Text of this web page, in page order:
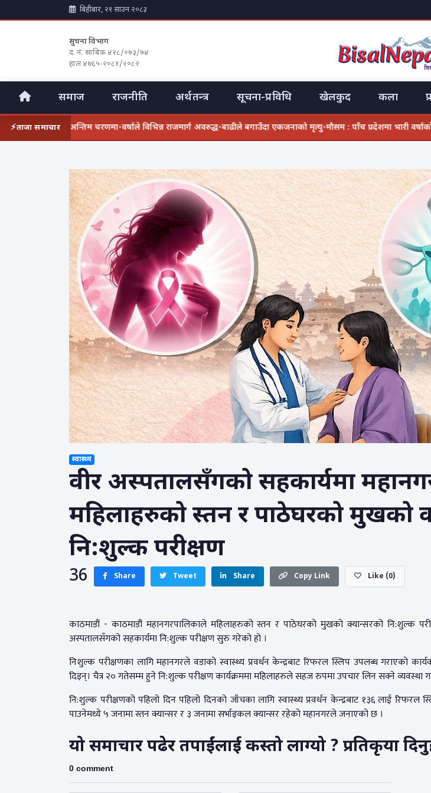
बिहीबार, २१ साउन २०८३
सुचना विभाग
द. नं. साबिक ४२८/०७३/७४
हाल ४७६५-२०८१/२०८२
समाज राजनीति अर्थतन्त्र सूचना-प्रविधि खेलकुद कला
ताजा समाचार
सडक विस्तार अन्तिम चरणमा•वर्षाले विभिन्न राजमार्ग अवरुद्ध•बाढीले बगाउँदा एकजनाको मृत्यु•मौसम : पाँच प्रदेशमा भारी वर्षाको
स्वास्थ्य
वीर अस्पतालसँगको सहकार्यमा
महिलाहरुको स्तन र पाठेघरको मुखको
नि:शुल्क परीक्षण
36 Share Tweet Share Copy Link Like (0)
काठमाडौं - काठमाडौं महानगरपालिकाले महिलाहरुको स्तन र पाठेघरको मुखको क्यान्सरको नि:शुल्क
अस्पतालसँगको सहकार्यमा नि:शुल्क परीक्षण सुरु गरेको हो ।
निशुल्क परीक्षणका लागि महानगरले वडाको स्वास्थ्य प्रवर्धन केन्द्रबाट रिफरल स्लिप उपलब्ध गराएको
दिइन्। चैत्र २० गतेसम्म हुने नि:शुल्क परीक्षण कार्यक्रममा महिलाहरुले सहज रुपमा उपचार लिन सक्ने व्यवस्था
नि:शुल्क परीक्षणको पहिलो दिन पहिलो दिनको जाँचका लागि स्वास्थ्य प्रवर्धन केन्द्रबाट १३६ लाई रिफरल
पाउनेमध्ये ५ जनामा स्तन क्यान्सर र ३ जनामा सर्भाइकल क्यान्सर रहेको महानगरले जनाएको छ ।
यो समाचार पढेर तपाईंलाई कस्तो लाग्यो ? प्रतिकृया
0 comment